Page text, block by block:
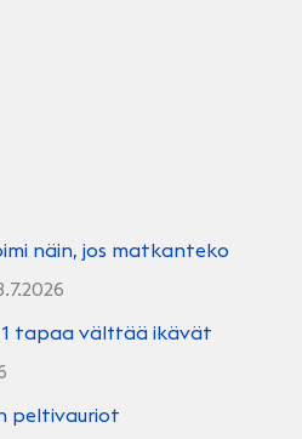
näin, jos matkanteko
1 tapaa välttää ikävät
peltivauriot